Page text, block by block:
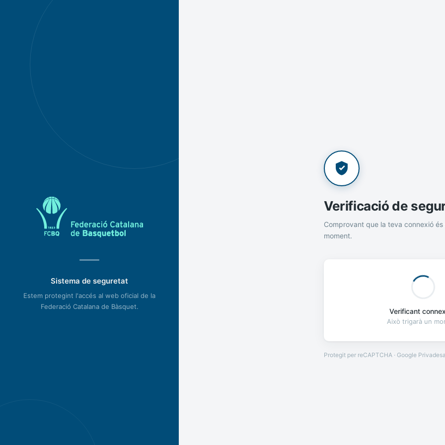
Sistema de seguretat
Estem protegint l'accés al web oficial de la
Federació Catalana de Bàsquet.
Verificació de
Comprovant que la teva connexió és
moment.
Verificant
Això trigarà un
Protegit per reCAPTCHA · Google Privadesa